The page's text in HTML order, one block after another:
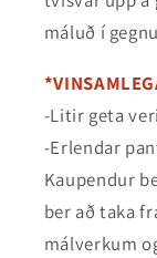
máluð í
-Litir geta
-Erlendar
Kaupendur
ber að taka
málverkum